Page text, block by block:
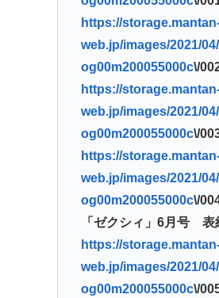
https://
web.jp/images/2021/
og00m200055000c\/
https://
web.jp/images/2021/
og00m200055000c\/
https://
web.jp/images/2021/
og00m200055000c\/
「ゼクシィ」6月号 表
https://
web.jp/images/2021/
og00m200055000c\/